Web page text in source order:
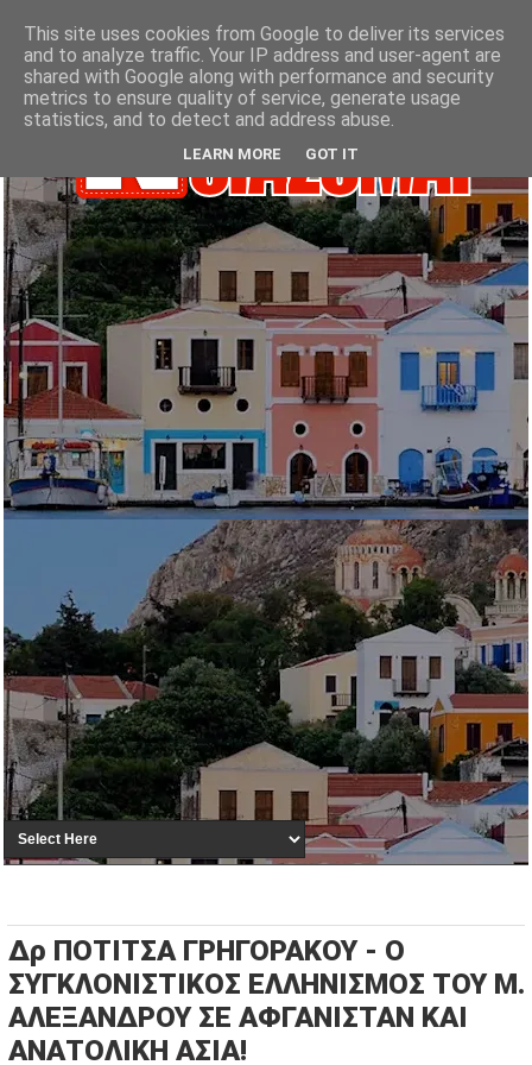
Δρ ΠΟΤΙΤΣΑ ΓΡΗΓΟΡΑΚΟΥ - Ο
ΣΥΓΚΛΟΝΙΣΤΙΚΟΣ ΕΛΛΗΝΙΣΜΟΣ ΤΟΥ Μ.
ΑΛΕΞΑΝΔΡΟΥ ΣΕ ΑΦΓΑΝΙΣΤΑΝ ΚΑΙ
ΑΝΑΤΟΛΙΚΗ ΑΣΙΑ!
This site uses cookies from Google to deliver its services
and to analyze traffic. Your IP address and user-agent are
shared with Google along with performance and security
metrics to ensure quality of service, generate usage
statistics, and to detect and address abuse.
LEARN MORE GOT IT